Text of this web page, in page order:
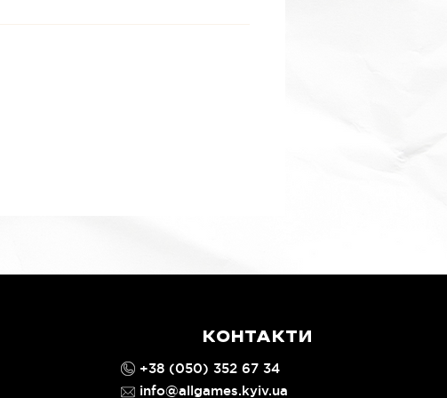
Primaris.
КОНТАКТИ
+38 (050) 352 67 34
info@allgames.kyiv.ua